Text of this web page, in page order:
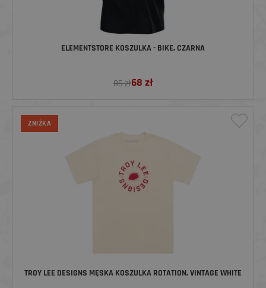
ELEMENTSTORE KOSZULKA - BIKE, CZARNA
85 zł68 zł
ZNIŻKA
TROY LEE DESIGNS MĘSKA KOSZULKA ROTATION, VINTAGE WHITE